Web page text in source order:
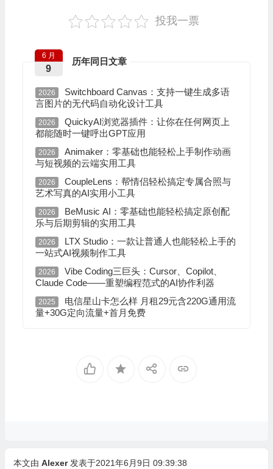
投我一票
历年同日文章
6 月
9
2026
Switchboard Canvas：支持一键生成多语
言图片的无代码自动化设计工具
2026
QuickyAI浏览器插件：让你在任何网页上
都能随时一键呼出GPT应用
2026
Animaker：零基础也能轻松上手制作动画
与短视频的云端实用工具
2026
CoupleLens：帮情侣轻松搞定专属合照与
艺术写真的AI实用小工具
2026
BeMusic AI：零基础也能轻松搞定原创配
乐与后期剪辑的实用工具
2026
LTX Studio：一款让普通人也能轻松上手的
一站式AI视频制作工具
2026
Vibe Coding三巨头：Cursor、Copilot、
Claude Code——重塑编程范式的AI协作利器
2025
电信星山卡怎么样 月租29元含220G通用流
量+30G定向流量+首月免费
本文由 Alexer 发表于2021年6月9日 09:39:38